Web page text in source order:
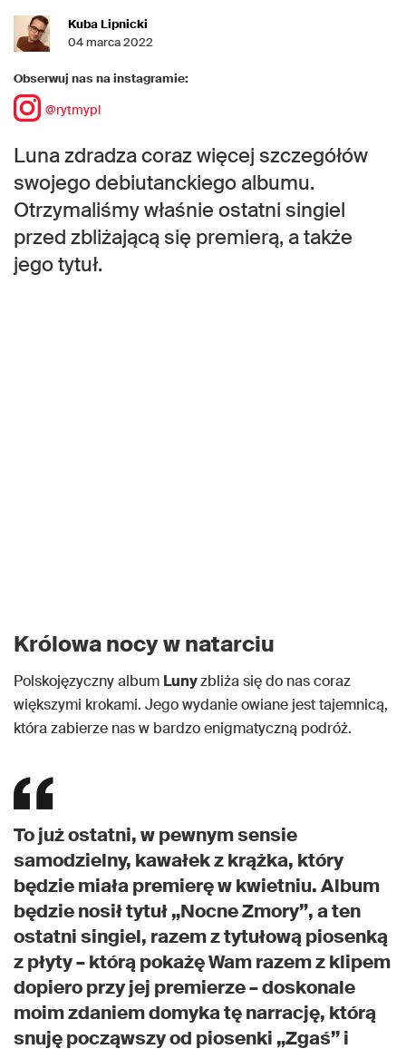
Kuba Lipnicki
04 marca 2022
Obserwuj nas na instagramie:
@rytmypl
Luna zdradza coraz więcej szczegółów
swojego debiutanckiego albumu.
Otrzymaliśmy właśnie ostatni singiel
przed zbliżającą się premierą, a także
jego tytuł.
Królowa nocy w natarciu
Polskojęzyczny album Lunyzbliża się do nas coraz
większymi krokami. Jego wydanie owiane jest tajemnicą,
która zabierze nas w bardzo enigmatyczną podróż.
To już ostatni, w pewnym sensie
samodzielny, kawałek z krążka, który
będzie miała premierę w kwietniu. Album
będzie nosił tytuł „Nocne Zmory”, a ten
ostatni singiel, razem z tytułową piosenką
z płyty – którą pokażę Wam razem z klipem
dopiero przy jej premierze – doskonale
moim zdaniem domyka tę narrację, którą
snuję począwszy od piosenki „Zgaś” i